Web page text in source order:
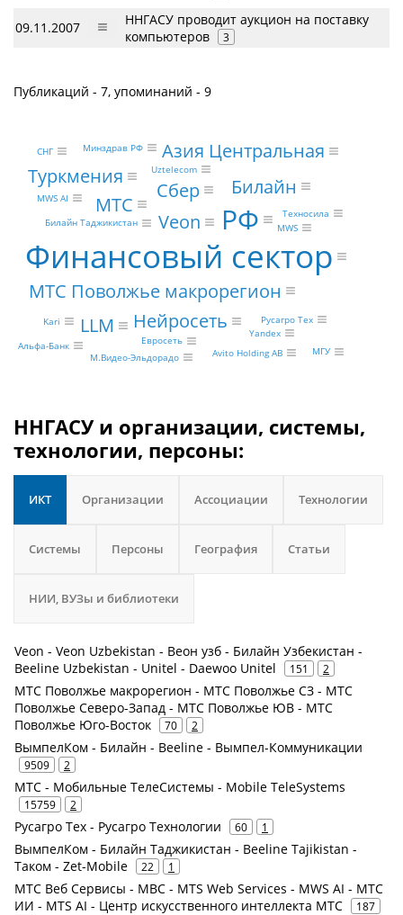
09.11.2007
ННГАСУ проводит аукцион на поставку
компьютеров
3
Публикаций - 7, упоминаний - 9
Финансовый сектор
РФ
Veon
МТС Поволжье макрорегион
Билайн
МТС
Сбер
LLM Нейросеть
Туркмения
Азия Центральная
Русагро Тех
Билайн Таджикистан
MWS AI
Uztelecom
Yandex
MWS
Минздрав РФ
Альфа-Банк
М.Видео-Эльдорадо
Техносила
Kari
Avito Holding AB
Евросеть
СНГ
МГУ
ННГАСУ и организации, системы,
технологии, персоны:
ИКТ Организации Ассоциации Технологии
Системы Персоны География Статьи
НИИ, ВУЗы и библиотеки
Veon - Veon Uzbekistan - Веон узб - Билайн Узбекистан -
Beeline Uzbekistan - Unitel - Daewoo Unitel
151 2
МТС Поволжье макрорегион - МТС Поволжье СЗ - МТС
Поволжье Северо-Запад - МТС Поволжье ЮВ - МТС
Поволжье Юго-Восток
70 2
ВымпелКом - Билайн - Beeline - Вымпел-Коммуникации
9509 2
МТС - Мобильные ТелеСистемы - Mobile TeleSystems
15759 2
Русагро Тех - Русагро Технологии 60 1
ВымпелКом - Билайн Таджикистан - Beeline Tajikistan -
Таком - Zet-Mobile
22 1
МТС Веб Сервисы - МВС - MTS Web Services - MWS AI - МТС
ИИ - MTS AI - Центр искусственного интеллекта МТС
187